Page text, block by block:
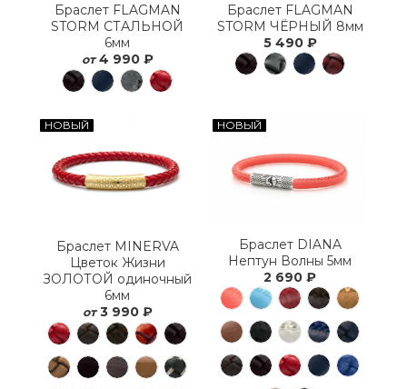
Браслет FLAGMAN
STORM СТАЛЬНОЙ
6мм
от 4 990 ₽
Браслет FLAGMAN
STORM ЧЁРНЫЙ 8мм
5 490 ₽
НОВЫЙ
Браслет MINERVA
Цветок Жизни
ЗОЛОТОЙ одиночный
6мм
от 3 990 ₽
НОВЫЙ
Браслет DIANA
Нептун Волны 5мм
2 690 ₽